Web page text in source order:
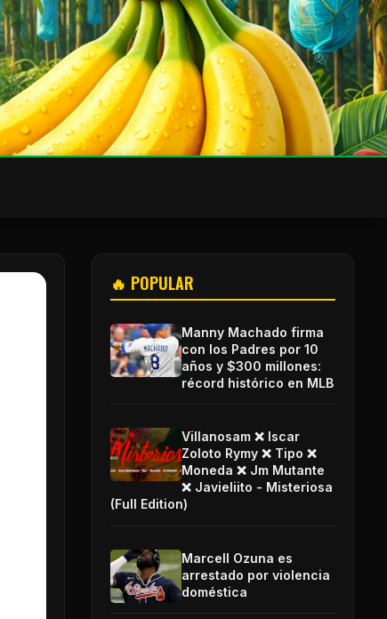
🔥 POPULAR
Manny Machado firma
con los Padres por 10
años y $300 millones:
récord histórico en MLB
Villanosam ❌ Iscar
Zoloto Rymy ❌ Tipo ❌
Moneda ❌ Jm Mutante
❌ Javieliito - Misteriosa
(Full Edition)
Marcell Ozuna es
arrestado por violencia
doméstica